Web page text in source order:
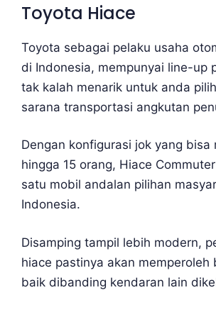
Toyota Hiace
Toyota sebagai pelaku usaha
di Indonesia, mempunyai line-up
tak kalah menarik untuk anda
sarana transportasi angkutan
Dengan konfigurasi jok yang bisa
hingga 15 orang, Hiace
satu mobil andalan pilihan
Indonesia.
Disamping tampil lebih modern,
hiace pastinya akan memperoleh
baik dibanding kendaran lain